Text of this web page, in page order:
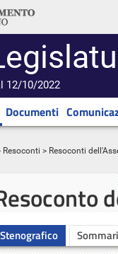
12/10/2022
Documenti
Resoconti > Resoconti
Stenografico